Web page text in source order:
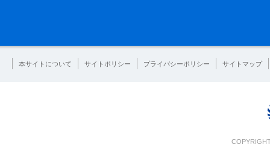
本サイトについて サイトポリシー プライバシーポリシー サイトマップ